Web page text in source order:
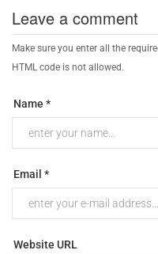
Leave a comment
Make sure you enter all the
HTML code is not allowed.
Name *
Email *
Website URL